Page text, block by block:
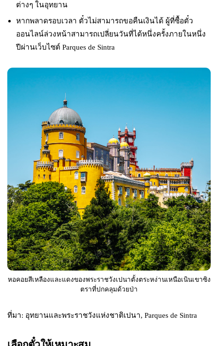
ต่างๆ ในอุทยาน
หากพลาดรอบเวลา ตั๋วไม่สามารถขอคืนเงินได้ ผู้ที่ซื้อตั๋ว
ออนไลน์ล่วงหน้าสามารถเปลี่ยนวันที่ได้หนึ่งครั้งภายในหนึ่ง
ปีผ่านเว็บไซต์ Parques de Sintra
หอคอยสีเหลืองและแดงของพระราชวังเปนาตั้งตระหง่านเหนือเนินเขาซิง
ตราที่ปกคลุมด้วยป่า
ที่มา: อุทยานและพระราชวังแห่งชาติเปนา, Parques de Sintra